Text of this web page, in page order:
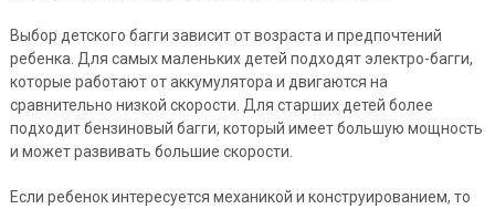
Выбор детского багги зависит от возраста и предпочтений
ребенка. Для самых маленьких детей подходят электро-багги,
которые работают от аккумулятора и двигаются на
сравнительно низкой скорости. Для старших детей более
подходит бензиновый багги, который имеет большую мощность
и может развивать большие скорости.
Если ребенок интересуется механикой и конструированием, то